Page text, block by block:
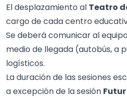
El desplazamiento al Teatro
cargo de cada centro
Se deberá comunicar al
medio de llegada (autobús, a
logísticos.
La duración de las sesiones
a excepción de la sesión